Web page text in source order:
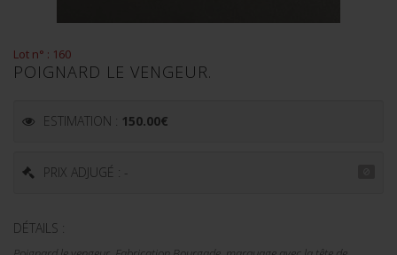
Lot n° : 160
POIGNARD LE VENGEUR.
ESTIMATION : 150.00€
PRIX ADJUGÉ : -
DÉTAILS :